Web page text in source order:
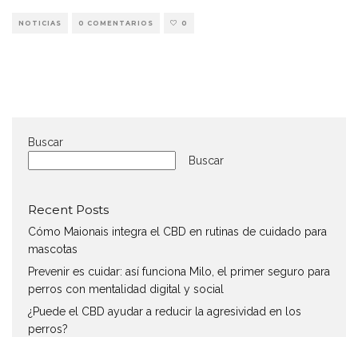
NOTICIAS 0 COMENTARIOS 0
Buscar
Buscar
Recent Posts
Cómo Maionais integra el CBD en rutinas de cuidado para
mascotas
Prevenir es cuidar: así funciona Milo, el primer seguro para
perros con mentalidad digital y social
¿Puede el CBD ayudar a reducir la agresividad en los
perros?